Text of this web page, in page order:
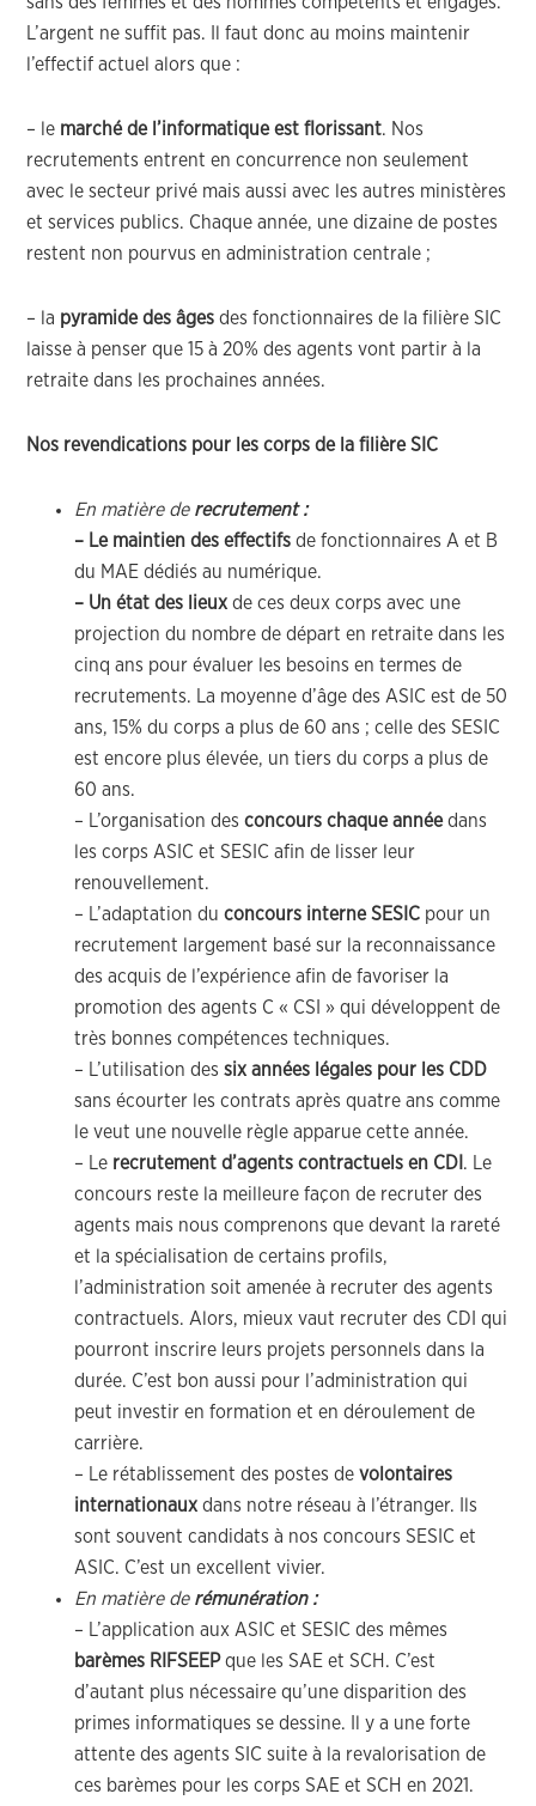
L’argent ne suffit pas. Il faut donc au moins maintenir
l’effectif actuel alors que :
– le marché de l’informatique est florissant. Nos
recrutements entrent en concurrence non seulement
avec le secteur privé mais aussi avec les autres ministères
et services publics. Chaque année, une dizaine de postes
restent non pourvus en administration centrale ;
– la pyramide des âges des fonctionnaires de la filière SIC
laisse à penser que 15 à 20% des agents vont partir à la
retraite dans les prochaines années.
Nos revendications pour les corps de la filière SIC
En matière derecrutement :
– Le maintien des effectifs de fonctionnaires A et B
du MAE dédiés au numérique.
– Un état des lieuxde ces deux corps avec une
projection du nombre de départ en retraite dans les
cinq ans pour évaluer les besoins en termes de
recrutements. La moyenne d’âge des ASIC est de 50
ans, 15% du corps a plus de 60 ans ; celle des SESIC
est encore plus élevée, un tiers du corps a plus de
60 ans.
– L’organisation desconcours chaque annéedans
les corps ASIC et SESIC afin de lisser leur
renouvellement.
– L’adaptation duconcours interne SESIC pour un
recrutement largement basé sur la reconnaissance
des acquis de l’expérience afin de favoriser la
promotion des agents C « CSI » qui développent de
très bonnes compétences techniques.
– L’utilisation dessix années légales pour les CDD
sans écourter les contrats après quatre ans comme
le veut une nouvelle règle apparue cette année.
– Le recrutement d’agents contractuels en CDI . Le
concours reste la meilleure façon de recruter des
agents mais nous comprenons que devant la rareté
et la spécialisation de certains profils,
l’administration soit amenée à recruter des agents
contractuels. Alors, mieux vaut recruter des CDI qui
pourront inscrire leurs projets personnels dans la
durée. C’est bon aussi pour l’administration qui
peut investir en formation et en déroulement de
carrière.
– Le rétablissement des postes devolontaires
internationaux dans notre réseau à l’étranger. Ils
sont souvent candidats à nos concours SESIC et
ASIC. C’est un excellent vivier.
En matière derémunération :
– L’application aux ASIC et SESIC des mêmes
barèmes RIFSEEPque les SAE et SCH. C’est
d’autant plus nécessaire qu’une disparition des
primes informatiques se dessine. Il y a une forte
attente des agents SIC suite à la revalorisation de
ces barèmes pour les corps SAE et SCH en 2021.